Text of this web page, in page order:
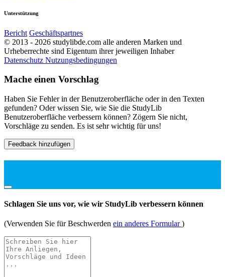
Unterstützung
Bericht Geschäftspartnes
© 2013 - 2026 studylibde.com alle anderen Marken und
Urheberrechte sind Eigentum ihrer jeweiligen Inhaber
Datenschutz Nutzungsbedingungen
Mache einen Vorschlag
Haben Sie Fehler in der Benutzeroberfläche oder in den Texten
gefunden? Oder wissen Sie, wie Sie die StudyLib
Benutzeroberfläche verbessern können? Zögern Sie nicht,
Vorschläge zu senden. Es ist sehr wichtig für uns!
Feedback hinzufügen
Schlagen Sie uns vor, wie wir StudyLib verbessern können
(Verwenden Sie für Beschwerden ein anderes Formular)